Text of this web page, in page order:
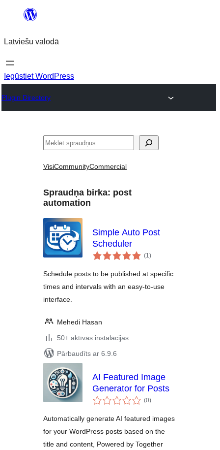
Pāriet
saturu
Latviešu valodā
Iegūstiet WordPress
Plugin Directory
Meklēt
VisiCommunityCommercial
Spraudņa birka: post
automation
Simple Auto Post
Scheduler
(1vērtējumu
kopsumma
)
Schedule posts to be published at specific
times and intervals with an easy-to-use
interface.
Mehedi Hasan
50+ aktīvās instalācijas
Pārbaudīts ar 6.9.6
AI Featured Image
Generator for Posts
(0vērtējumu
kopsumma
)
Automatically generate AI featured images
for your WordPress posts based on the
title and content, Powered by Together